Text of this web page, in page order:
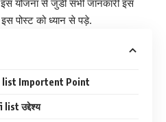
योजना से जुडी सभी जानकारी इस
पोस्ट को ध्यान से पड़े.
list Importent Point
उद्देश्य